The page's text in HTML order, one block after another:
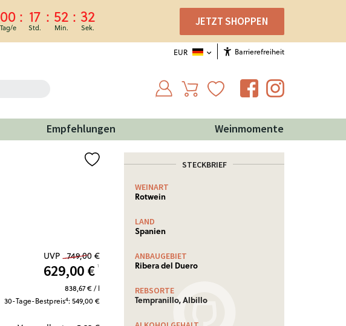
00 17 52 32 JETZT SHOPPEN
Barrierefreiheit
EUR
Empfehlungen Weinmomente
UVP 749,00 €
629,00€¹
838,67 € / l
30-Tage-Bestpreis4: 549,00 €
STECKBRIEF
WEINART
Rotwein
LAND
Spanien
ANBAUGEBIET
Ribera del Duero
REBSORTE
Tempranillo, Albillo